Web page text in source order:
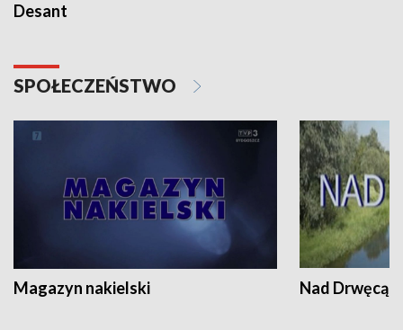
Desant
SPOŁECZEŃSTWO
Magazyn nakielski Nad Drwęcą